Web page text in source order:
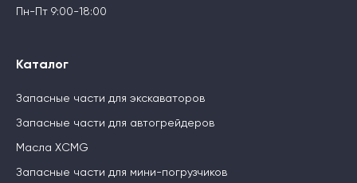
Пн-Пт 9:00-18:00
Каталог
Запасные части для экскаваторов
Запасные части для автогрейдеров
Масла XCMG
Запасные части для мини-погрузчиков